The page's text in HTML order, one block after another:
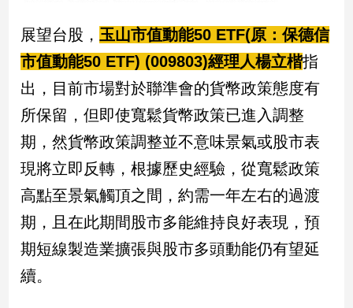
南
台
灣
觀
點
南
台
觀
點
娛
展望台股， 玉山市值動能50 ETF(原：保德信
市值動能50 ETF) (009803)經理人楊立楷指
出，目前市場對於聯準會的貨幣政策態度有
所保留，但即使寬鬆貨幣政策已進入調整
期，然貨幣政策調整並不意味景氣或股市表
現將立即反轉，根據歷史經驗，從寬鬆政策
高點至景氣觸頂之間，約需一年左右的過渡
期，且在此期間股市多能維持良好表現，預
期短線製造業擴張與股市多頭動能仍有望延
續。